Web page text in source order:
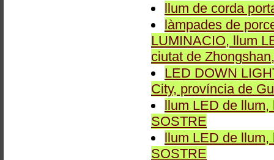
llum de corda
làmpades de
LUMINACIO, llum
ciutat de
LED DOWN
City, província de
llum LED de
SOSTRE
llum LED de
SOSTRE